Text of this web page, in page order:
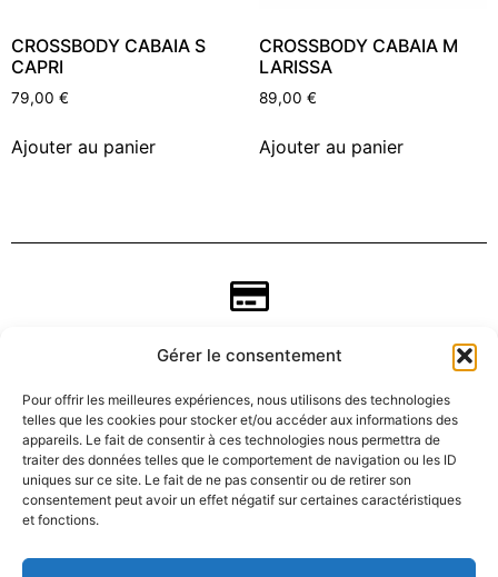
Gérer le consentement
Pour offrir les meilleures expériences, nous utilisons des technologies
telles que les cookies pour stocker et/ou accéder aux informations des
appareils. Le fait de consentir à ces technologies nous permettra de
traiter des données telles que le comportement de navigation ou les ID
uniques sur ce site. Le fait de ne pas consentir ou de retirer son
consentement peut avoir un effet négatif sur certaines caractéristiques
et fonctions.
CROSSBODY CABAIA S
CAPRI
79,00 €
Ajouter au panier
CROSSBODY CABAIA M
LARISSA
89,00 €
Ajouter au panier
CGV